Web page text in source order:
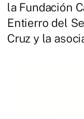
la Fundación
Entierro del
Cruz y la